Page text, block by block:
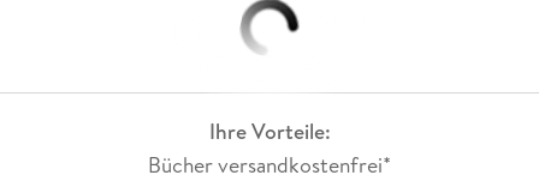
Ihre Vorteile:
Bücher versandkostenfrei*